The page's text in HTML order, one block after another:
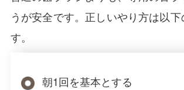
うが安全です。正しいやり方は以
す。
朝1回を基本とする